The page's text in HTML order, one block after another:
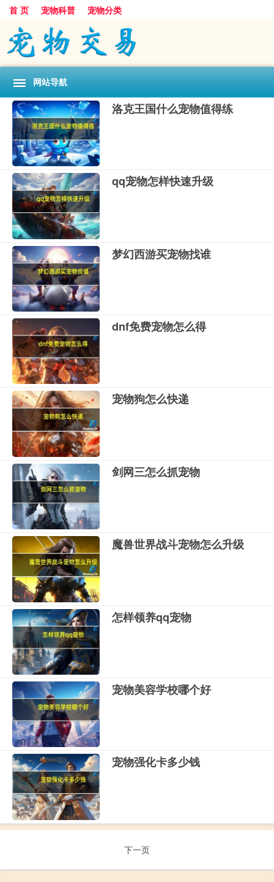
首 页 宠物科普 宠物分类
网站导航
洛克王国什么宠物值得练
qq宠物怎样快速升级
梦幻西游买宠物找谁
dnf免费宠物怎么得
宠物狗怎么快递
剑网三怎么抓宠物
魔兽世界战斗宠物怎么升级
怎样领养qq宠物
宠物美容学校哪个好
宠物强化卡多少钱
下一页